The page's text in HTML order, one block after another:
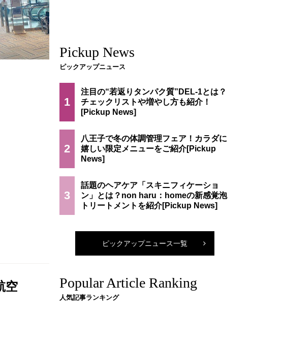
空
Pickup News
ピックアップニュース
1
注目の“若返りタンパク質”DEL-1とは？
チェックリストや増やし方も紹介！
2
八王子で冬の体調管理フェア！カラダに
嬉しい限定メニューをご紹介
3
話題のヘアケア「スキニフィケーショ
ン」とは？non haru：homeの新感覚泡
トリートメントを紹介
ピックアップニュース一覧
Popular Article Ranking
人気記事ランキング